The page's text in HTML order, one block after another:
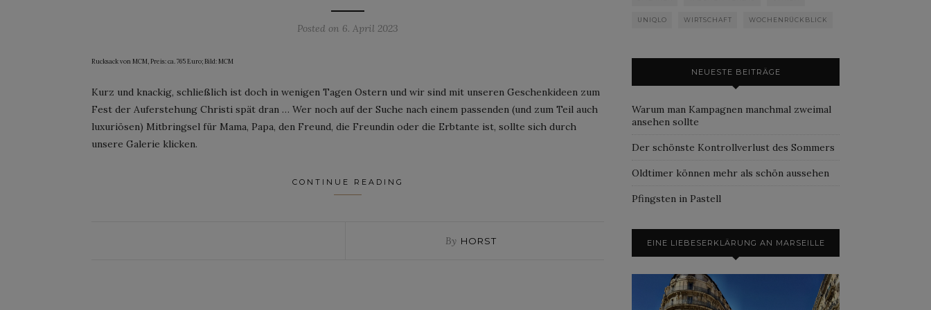
Posted on 6. April 2023
Rucksack von MCM, Preis: ca. 765 Euro; Bild: MCM
Kurz und knackig, schließlich ist doch in wenigen Tagen Ostern und wir sind mit unseren Geschenkideen zum
Fest der Auferstehung Christi spät dran … Wer noch auf der Suche nach einem passenden (und zum Teil auch
luxuriösen) Mitbringsel für Mama, Papa, den Freund, die Freundin oder die Erbtante ist, sollte sich durch
unsere Galerie klicken.
CONTINUE READING
By HORST
UNIQLO WIRTSCHAFT WOCHENRÜCKBLICK
NEUESTE BEITRÄGE
Warum man Kampagnen manchmal zweimal
ansehen sollte
Der schönste Kontrollverlust des Sommers
Oldtimer können mehr als schön aussehen
Pfingsten in Pastell
EINE LIEBESERKLÄRUNG AN MARSEILLE